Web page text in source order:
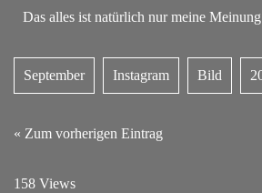
Das alles ist natürlich nur meine
September Instagram Bild
« Zum vorherigen Eintrag
158 Views